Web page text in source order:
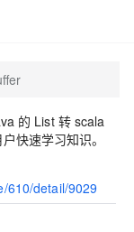
的 List 转 scala
快速学习知识。
610/detail/9029